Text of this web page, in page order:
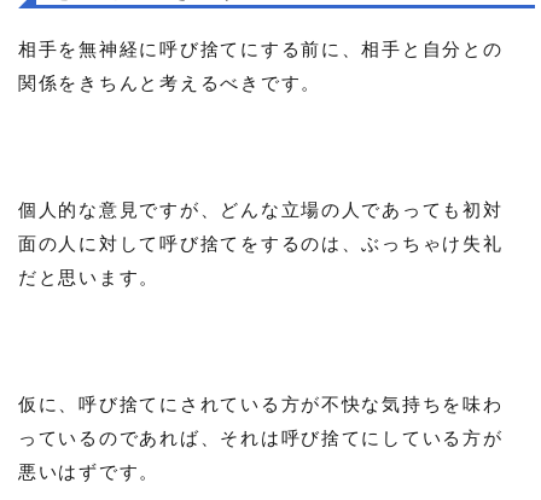
相手を無神経に呼び捨てにする前に、相手と自分との
関係をきちんと考えるべきです。
個人的な意見ですが、どんな立場の人であっても初対
面の人に対して呼び捨てをするのは、ぶっちゃけ失礼
だと思います。
仮に、呼び捨てにされている方が不快な気持ちを味わ
っているのであれば、それは呼び捨てにしている方が
悪いはずです。